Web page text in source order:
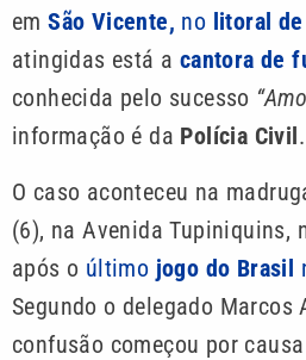
emSão Vicente, no litoral de
atingidas está a cantora de
conhecida pelo sucesso
informação é da Polícia Civil.
O caso aconteceu na
(6), na Avenida Tupiniquins,
após o último jogo do Brasil
Segundo o delegado Marcos
confusão começou por